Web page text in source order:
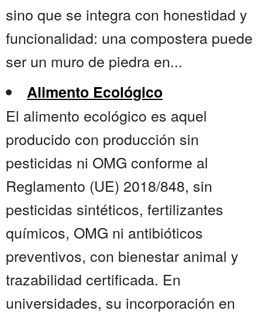
sino que se integra con honestidad y
funcionalidad: una compostera puede
ser un muro de piedra en...
Alimento Ecológico
El alimento ecológico es aquel
producido con producción sin
pesticidas ni OMG conforme al
Reglamento (UE) 2018/848, sin
pesticidas sintéticos, fertilizantes
químicos, OMG ni antibióticos
preventivos, con bienestar animal y
trazabilidad certificada. En
universidades, su incorporación en